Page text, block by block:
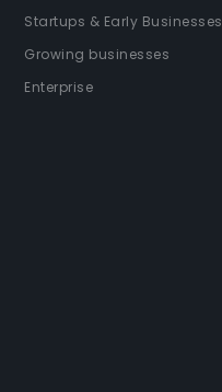
Startups & Early Businesses
Growing businesses
Enterprise